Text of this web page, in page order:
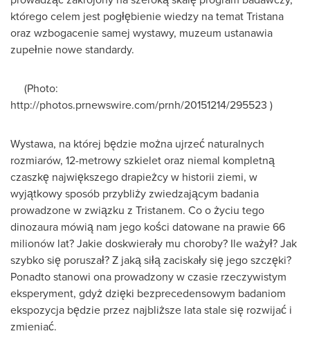
którego celem jest pogłębienie wiedzy na temat Tristana
oraz wzbogacenie samej wystawy, muzeum ustanawia
zupełnie nowe standardy.
(Photo:
http://photos.prnewswire.com/prnh/20151214/295523 )
Wystawa, na której będzie można ujrzeć naturalnych
rozmiarów, 12-metrowy szkielet oraz niemal kompletną
czaszkę największego drapieżcy w historii ziemi, w
wyjątkowy sposób przybliży zwiedzającym badania
prowadzone w związku z Tristanem. Co o życiu tego
dinozaura mówią nam jego kości datowane na prawie 66
milionów lat? Jakie doskwierały mu choroby? Ile ważył? Jak
szybko się poruszał? Z jaką siłą zaciskały się jego szczęki?
Ponadto stanowi ona prowadzony w czasie rzeczywistym
eksperyment, gdyż dzięki bezprecedensowym badaniom
ekspozycja będzie przez najbliższe lata stale się rozwijać i
zmieniać.